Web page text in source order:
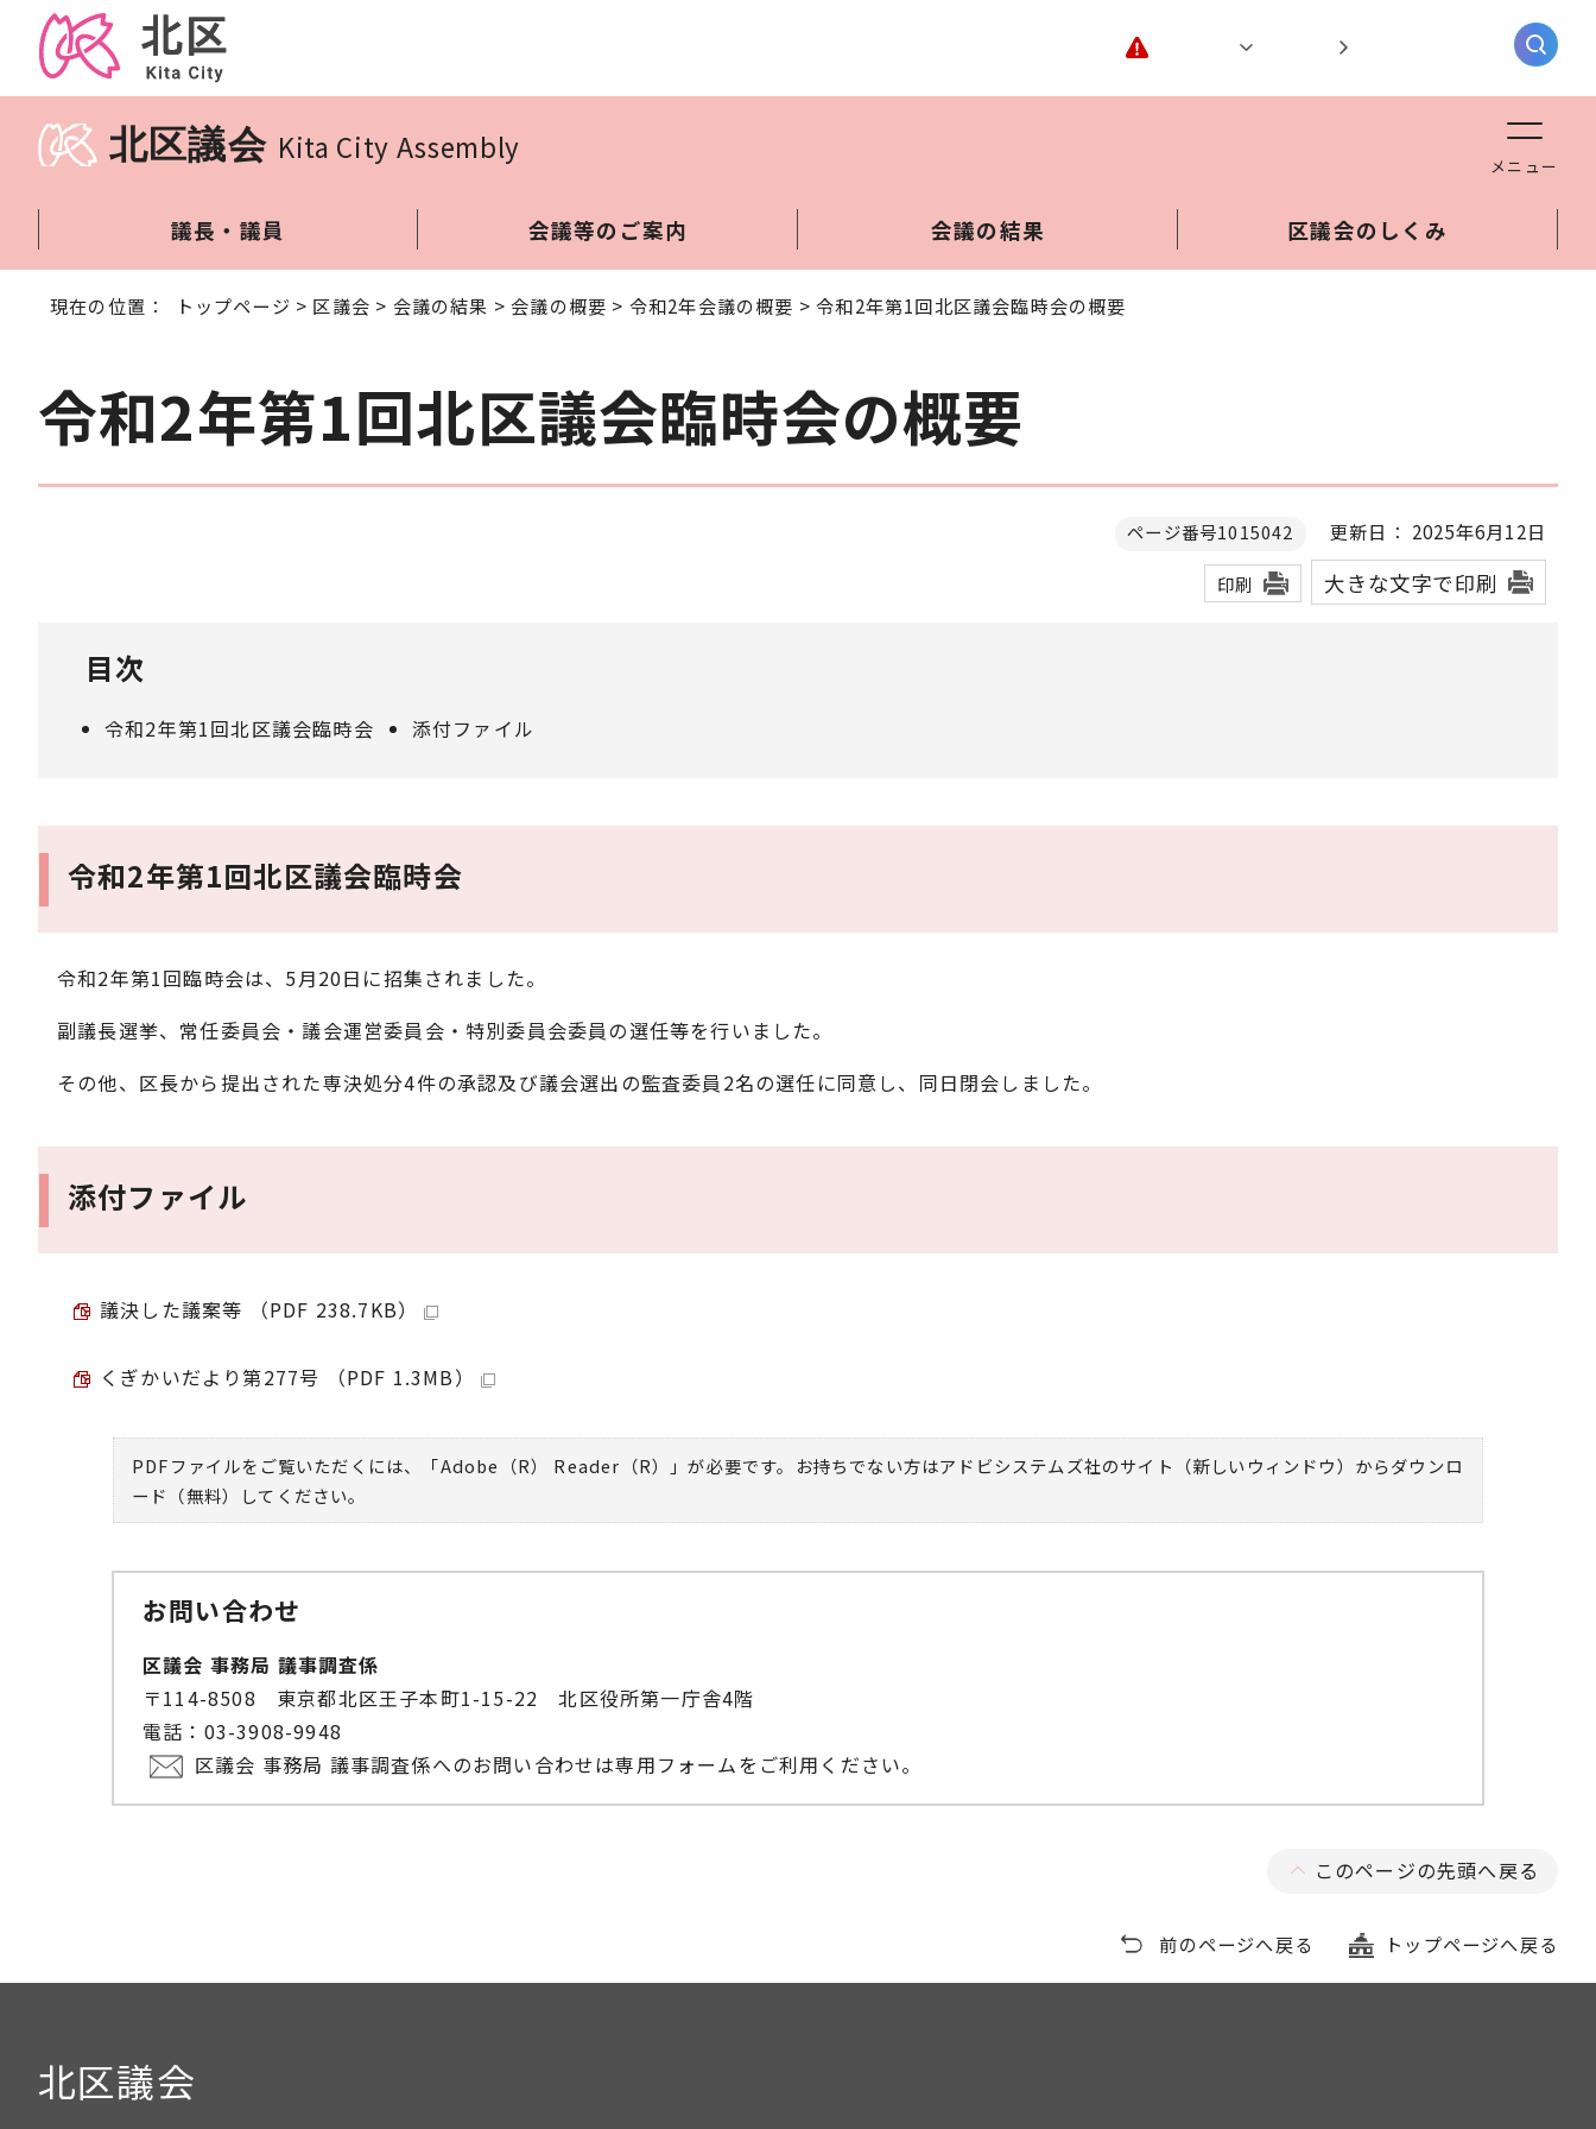
北区議会 Kita City Assembly
メニュー
議長・議員 会議等のご案内 会議の結果 区議会のしくみ
現在の位置： トップページ > 区議会 > 会議の結果 >会議の概要 > 令和2年会議の概要 > 令和2年第1回北区議会臨時会の概要
令和2年第1回北区議会臨時会の概要
ページ番号1015042 更新日： 2025年6月12日
印刷 大きな文字で印刷
目次
令和2年第1回北区議会臨時会 添付ファイル
令和2年第1回北区議会臨時会
令和2年第1回臨時会は、5月20日に招集されました。
副議長選挙、常任委員会・議会運営委員会・特別委員会委員の選任等を行いました。
その他、区長から提出された専決処分4件の承認及び議会選出の監査委員2名の選任に同意し、同日閉会しました。
添付ファイル
議決した議案等 （PDF 238.7KB）
くぎかいだより第277号 （PDF 1.3MB）
PDFファイルをご覧いただくには、「Adobe（R） Reader（R）」が必要です。お持ちでない方はアドビシステムズ社のサイト（新しいウィンドウ） からダウンロ
ード（無料）してください。
お問い合わせ
区議会 事務局 議事調査係
〒114-8508 東京都北区王子本町1-15-22 北区役所第一庁舎4階
電話：03-3908-9948
区議会 事務局 議事調査係へのお問い合わせは専用フォームをご利用ください。
このページの先頭へ戻る
前のページへ戻る トップページへ戻る
北区議会